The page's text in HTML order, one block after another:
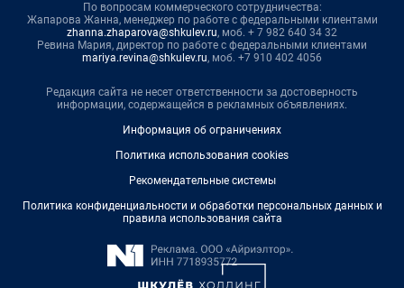
По вопросам коммерческого сотрудничества:
Жапарова Жанна, менеджер по работе с федеральными клиентами
zhanna.zhaparova@shkulev.ru, моб. + 7 982 640 34 32
Ревина Мария, директор по работе с федеральными клиентами
mariya.revina@shkulev.ru, моб. +7 910 402 4056
Редакция сайта не несет ответственности за достоверность
информации, содержащейся в рекламных объявлениях.
Информация об ограничениях
Политика использования cookies
Рекомендательные системы
Политика конфиденциальности и обработки персональных данных и
правила использования сайта